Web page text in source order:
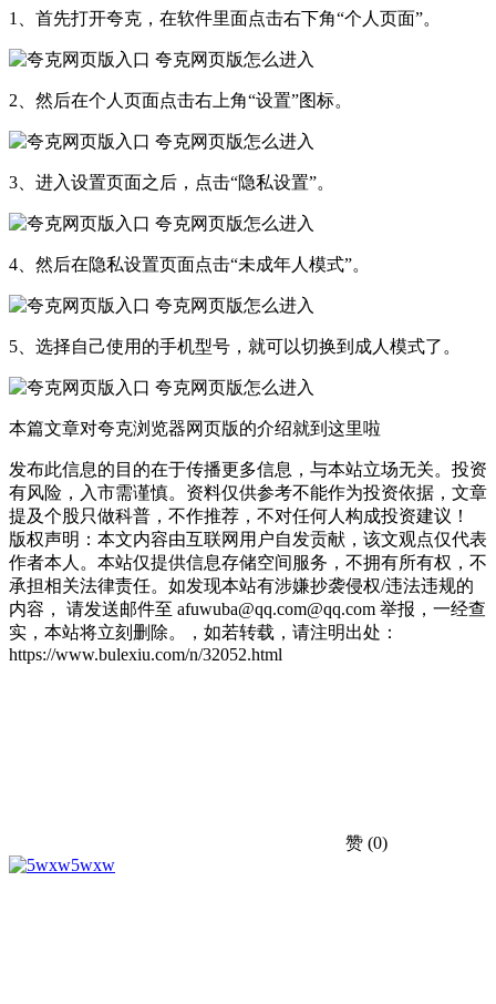
1、首先打开夸克，在软件里面点击右下角“个人页面”。
2、然后在个人页面点击右上角“设置”图标。
3、进入设置页面之后，点击“隐私设置”。
4、然后在隐私设置页面点击“未成年人模式”。
5、选择自己使用的手机型号，就可以切换到成人模式了。
本篇文章对夸克浏览器网页版的介绍就到这里啦
发布此信息的目的在于传播更多信息，与本站立场无关。投资
有风险，入市需谨慎。资料仅供参考不能作为投资依据，文章
提及个股只做科普，不作推荐，不对任何人构成投资建议！
版权声明：本文内容由互联网用户自发贡献，该文观点仅代表
作者本人。本站仅提供信息存储空间服务，不拥有所有权，不
承担相关法律责任。如发现本站有涉嫌抄袭侵权/违法违规的
内容， 请发送邮件至 afuwuba@qq.com@qq.com 举报，一经查
实，本站将立刻删除。，如若转载，请注明出处：
https://www.bulexiu.com/n/32052.html
赞 (0)
5wxw